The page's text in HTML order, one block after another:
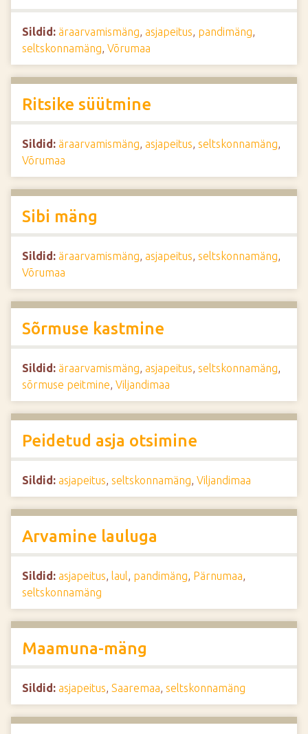
Sildid: äraarvamismäng, asjapeitus, pandimäng,
seltskonnamäng, Võrumaa
Ritsike süütmine
Sildid: äraarvamismäng, asjapeitus, seltskonnamäng,
Võrumaa
Sibi mäng
Sildid: äraarvamismäng, asjapeitus, seltskonnamäng,
Võrumaa
Sõrmuse kastmine
Sildid: äraarvamismäng, asjapeitus, seltskonnamäng,
sõrmuse peitmine, Viljandimaa
Peidetud asja otsimine
Sildid: asjapeitus, seltskonnamäng, Viljandimaa
Arvamine lauluga
Sildid: asjapeitus, laul, pandimäng, Pärnumaa,
seltskonnamäng
Maamuna-mäng
Sildid: asjapeitus, Saaremaa, seltskonnamäng